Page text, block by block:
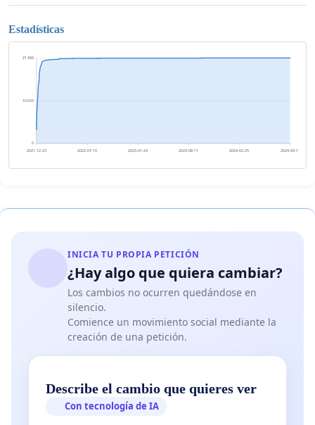
Estadísticas
0
10 633
21 266
2021-12-23 2022-07-10 2023-01-24 2023-08-11 2024-02-25 2024-09-11
INICIA TU PROPIA PETICIÓN
¿Hay algo que quiera cambiar?
Los cambios no ocurren quedándose en
silencio.
Comience un movimiento social mediante la
creación de una petición.
Describe el cambio que quieres ver
Con tecnología de IA